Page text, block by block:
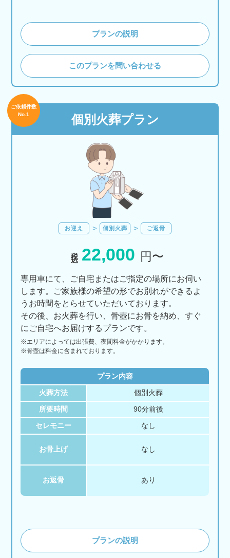
プランの説明
このプランを問い合わせる
個別火葬プラン
ご依頼件数
No.1
お迎え 個別火葬 ご返骨
22,000 円〜
専用車にて、ご自宅またはご指定の場所にお伺い
します。ご家族様の希望の形でお別れができるよ
うお時間をとらせていただいております。
その後、お火葬を行い、骨壺にお骨を納め、すぐ
にご自宅へお届けするプランです。
※エリアによっては出張費、夜間料金がかかります。
※骨壺は料金に含まれております。
プラン内容
火葬方法 個別火葬
所要時間 90分前後
セレモニー なし
お骨上げ なし
お返骨 あり
プランの説明